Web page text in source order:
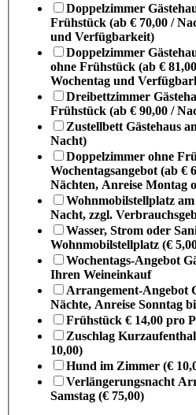
Doppelzimmer
Frühstück (ab € 70,00 /
und Verfügbarkeit)
Doppelzimmer
ohne Frühstück (ab €
Wochentag und
Dreibettzimmer
Frühstück (ab € 90,00 /
Zustellbett Gästehaus
Nacht)
Doppelzimmer ohne
Wochentagsangebot (ab €
Nächten, Anreise Montag
Wohnmobilstellplatz
Nacht, zzgl.
Wasser, Strom oder
Wohnmobilstellplatz (€
Wochentags-Angebot
Ihren Weineinkauf
Arrangement-Angebot
Nächte, Anreise Sonntag
Frühstück € 14,00 pro
Zuschlag
10,00)
Hund im Zimmer (€
Verlängerungsnacht
Samstag (€ 75,00)